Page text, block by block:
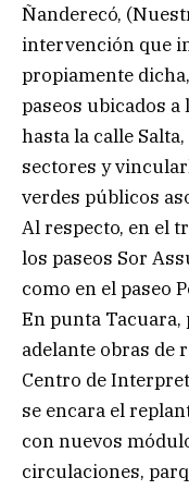
Ñanderecó,
intervención que
propiamente
paseos ubicados a
hasta la calle
sectores y
verdes públicos
Al respecto, en el
los paseos Sor
como en el paseo
En punta
adelante obras de
Centro de
se encara el
con nuevos
circulaciones,